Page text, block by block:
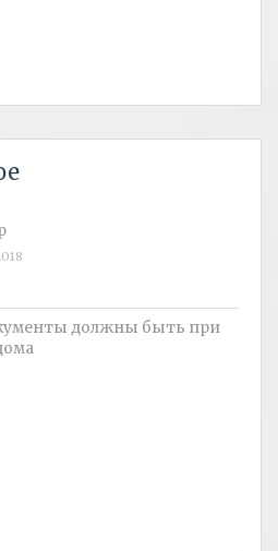
должны быть при